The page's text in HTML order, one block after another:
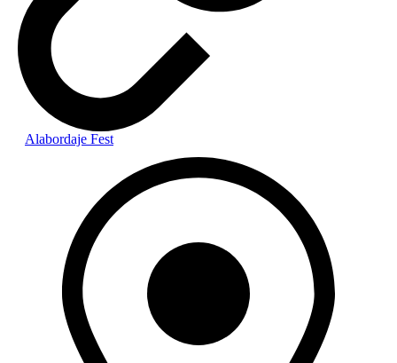
Alabordaje Fest